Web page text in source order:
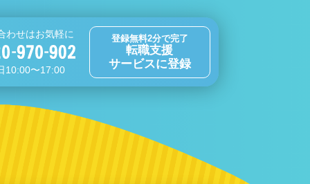
わせはお気軽に
10:00〜17:00
登録無料2分で完了
転職支援
サービスに登録